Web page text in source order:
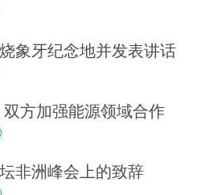
象牙纪念地并发表讲话
方加强能源领域合作
非洲峰会上的致辞